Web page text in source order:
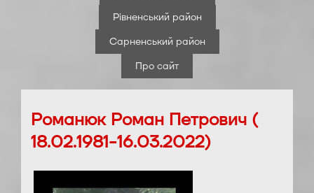
Рівненський район
Сарненський район
Про сайт
Романюк Роман Петрович (
18.02.1981-16.03.2022)